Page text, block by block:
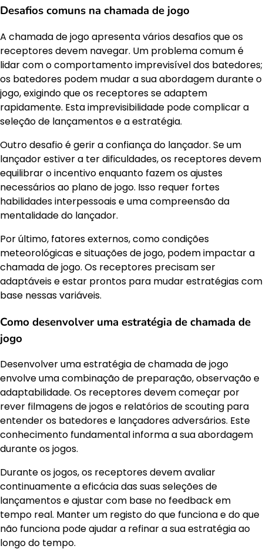
Desafios comuns na chamada de jogo
A chamada de jogo apresenta vários desafios que os
receptores devem navegar. Um problema comum é
lidar com o comportamento imprevisível dos batedores;
os batedores podem mudar a sua abordagem durante o
jogo, exigindo que os receptores se adaptem
rapidamente. Esta imprevisibilidade pode complicar a
seleção de lançamentos e a estratégia.
Outro desafio é gerir a confiança do lançador. Se um
lançador estiver a ter dificuldades, os receptores devem
equilibrar o incentivo enquanto fazem os ajustes
necessários ao plano de jogo. Isso requer fortes
habilidades interpessoais e uma compreensão da
mentalidade do lançador.
Por último, fatores externos, como condições
meteorológicas e situações de jogo, podem impactar a
chamada de jogo. Os receptores precisam ser
adaptáveis e estar prontos para mudar estratégias com
base nessas variáveis.
Como desenvolver uma estratégia de chamada de
jogo
Desenvolver uma estratégia de chamada de jogo
envolve uma combinação de preparação, observação e
adaptabilidade. Os receptores devem começar por
rever filmagens de jogos e relatórios de scouting para
entender os batedores e lançadores adversários. Este
conhecimento fundamental informa a sua abordagem
durante os jogos.
Durante os jogos, os receptores devem avaliar
continuamente a eficácia das suas seleções de
lançamentos e ajustar com base no feedback em
tempo real. Manter um registo do que funciona e do que
não funciona pode ajudar a refinar a sua estratégia ao
longo do tempo.